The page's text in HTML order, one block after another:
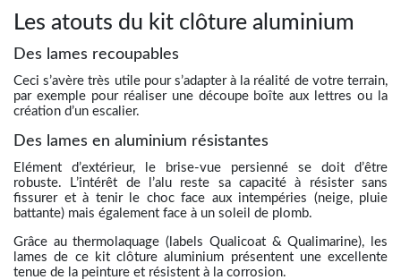
Les atouts du kit clôture aluminium
Des lames recoupables
Ceci s’avère très utile pour s’adapter à la réalité de votre terrain,
par exemple pour réaliser une découpe boîte aux lettres ou la
création d’un escalier.
Des lames en aluminium résistantes
Elément d’extérieur, le brise-vue persienné se doit d’être
robuste. L’intérêt de l’alu reste sa capacité à résister sans
fissurer et à tenir le choc face aux intempéries (neige, pluie
battante) mais également face à un soleil de plomb.
Grâce au thermolaquage (labels Qualicoat & Qualimarine), les
lames de ce kit clôture aluminium présentent une excellente
tenue de la peinture et résistent à la corrosion.